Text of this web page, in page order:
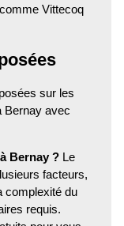
Vittecoq
sur les
Bernay avec
Bernay ?Le
facteurs,
complexité du
requis.